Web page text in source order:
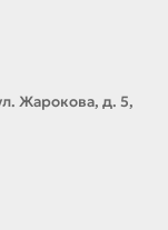
Жарокова, д. 5,